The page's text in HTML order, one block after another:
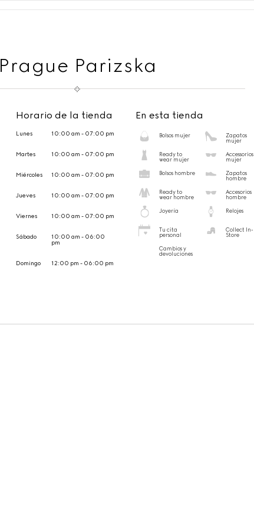
Prague Parizska
Horario de la tienda
Lunes 10:00 am - 07:00 pm
Martes 10:00 am - 07:00 pm
Miércoles 10:00 am - 07:00 pm
Jueves 10:00 am - 07:00 pm
Viernes 10:00 am - 07:00 pm
Sábado 10:00 am - 06:00
pm
Domingo 12:00 pm - 06:00 pm
En esta tienda
Bolsos mujer
Zapatos
mujer
Ready to
wear mujer
Accessorios
mujer
Bolsos hombre
Zapatos
hombre
Ready to
wear hombre
Accesorios
hombre
Joyería Relojes
Tu cita
personal
Collect In-
Store
Cambios y
devoluciones